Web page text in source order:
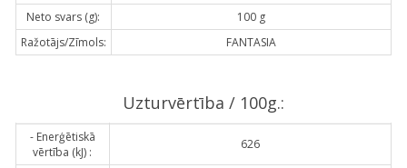
Neto svars (g):
100 g
Ražotājs/Zīmols:
FANTASIA
Uzturvērtība / 100g.:
- Enerģētiskā
vērtība (kJ) :
626